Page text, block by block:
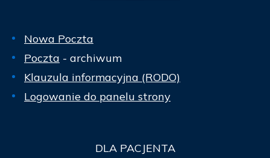
Nowa Poczta
Poczta - archiwum
Klauzula informacyjna (RODO)
Logowanie do panelu strony
DLAPACJENTA